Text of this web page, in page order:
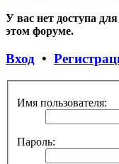
У вас нет доступа
этом форуме.
Вход •
Имя пользователя:
Пароль: